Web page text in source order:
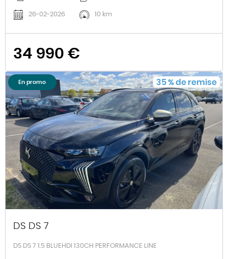
26-02-2026 10 km
34 990 €
En promo 35%de remise
DS DS 7
DS DS 7 1.5 BLUEHDI 130CH PERFORMANCE LINE